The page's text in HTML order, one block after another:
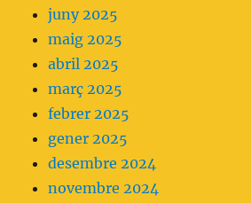
juny 2025
maig 2025
abril 2025
març 2025
febrer 2025
gener 2025
desembre 2024
novembre 2024